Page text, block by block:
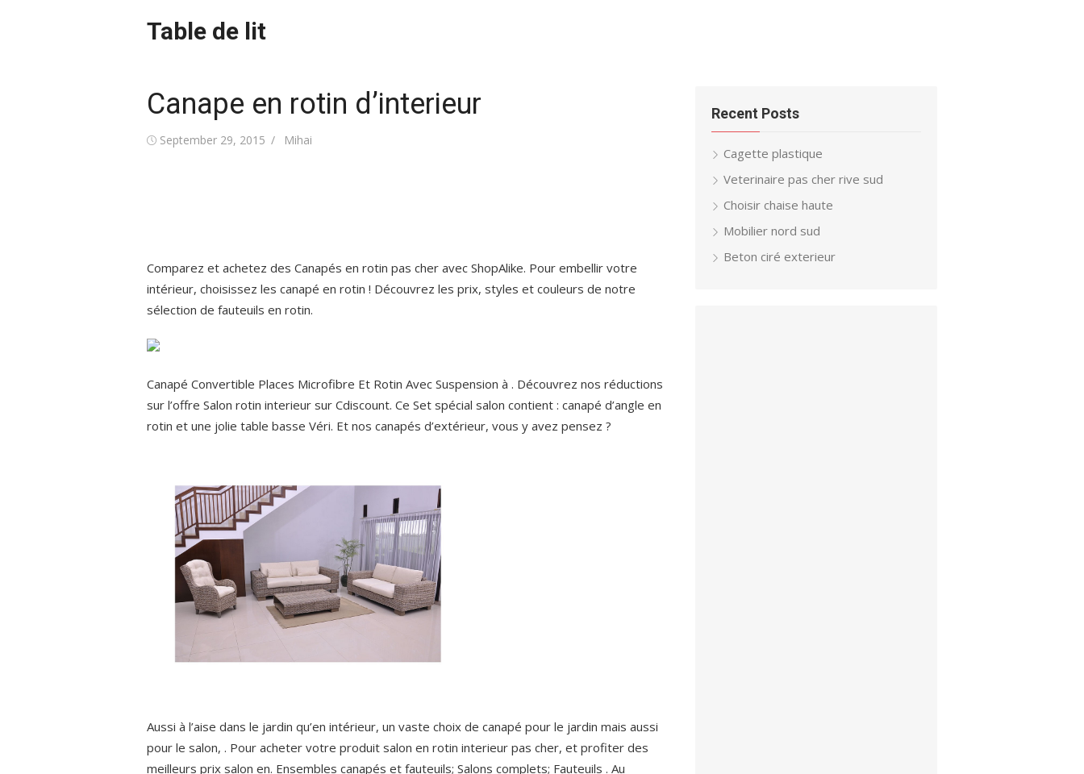
Table de lit
Canape en rotin d’interieur
Posted
September 29, 2015 Author
Mihai
Comparez et achetez des Canapés en rotin pas cher avec ShopAlike. Pour embellir votre
intérieur, choisissez les canapé en rotin ! Découvrez les prix, styles et couleurs de notre
sélection de fauteuils en rotin.
Canapé Convertible Places Microfibre Et Rotin Avec Suspension à . Découvrez nos réductions
sur l’offre Salon rotin interieur sur Cdiscount. Ce Set spécial salon contient : canapé d’angle en
rotin et une jolie table basse Véri. Et nos canapés d’extérieur, vous y avez pensez ?
Aussi à l’aise dans le jardin qu’en intérieur, un vaste choix de canapé pour le jardin mais aussi
pour le salon, . Pour acheter votre produit salon en rotin interieur pas cher, et profiter des
meilleurs prix salon en. Ensembles canapés et fauteuils; Salons complets; Fauteuils . Au
Recent Posts
Cagette plastique
Veterinaire pas cher rive sud
Choisir chaise haute
Mobilier nord sud
Beton ciré exterieur